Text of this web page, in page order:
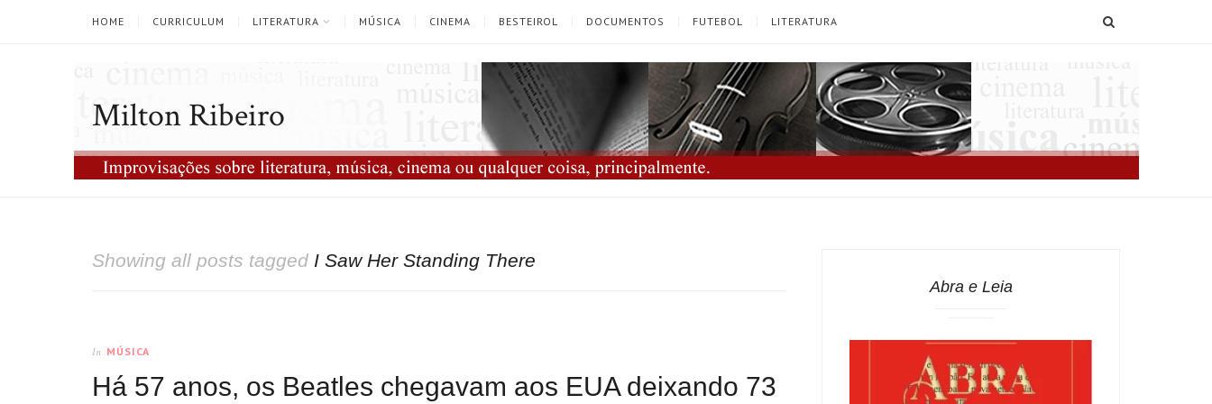
HOME CURRICULUM LITERATURA MÚSICA CINEMA BESTEIROL DOCUMENTOS FUTEBOL LITERATURA
Milton Ribeiro
Showing all posts tagged I Saw Her Standing There
In MÚSICA
Há 57 anos, os Beatles chegavam aos EUA deixando 73
Abra e Leia